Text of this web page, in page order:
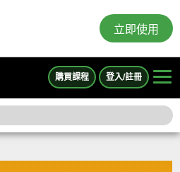
立即使用
購買課程 登入/註冊